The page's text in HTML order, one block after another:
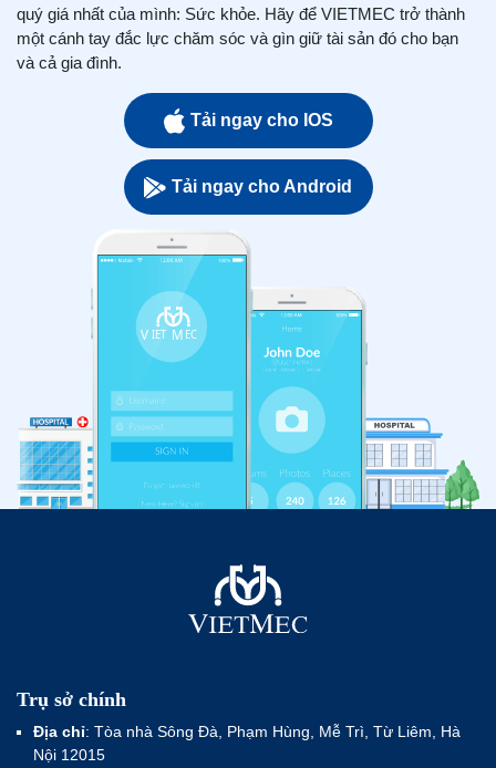
quý giá nhất của mình: Sức khỏe. Hãy để VIETMEC trở thành
một cánh tay đắc lực chăm sóc và gìn giữ tài sản đó cho bạn
và cả gia đình.
Tải ngay cho IOS
Tải ngay cho Android
Trụ sở chính
Địa chỉ: Tòa nhà Sông Đà, Phạm Hùng, Mễ Trì, Từ Liêm, Hà
Nội 12015